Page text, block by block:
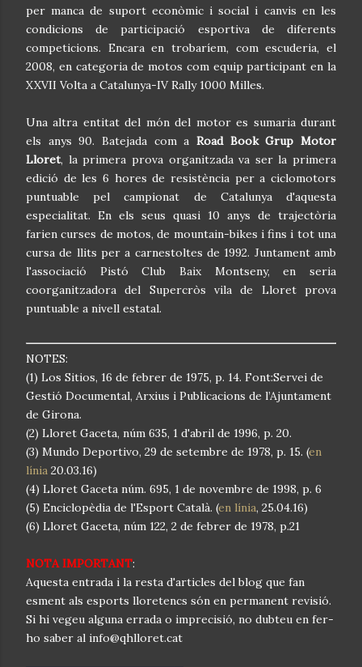
per manca de suport econòmic i social i canvis en les
condicions de participació esportiva de diferents
competicions. Encara en trobaríem, com escuderia, el
2008, en categoria de motos com equip participant en la
XXVII Volta a Catalunya-IV Rally 1000 Milles.
Una altra entitat del món del motor es sumaria durant
els anys 90. Batejada com a Road Book Grup Motor
Lloret, la primera prova organitzada va ser la primera
edició de les 6 hores de resistència per a ciclomotors
puntuable pel campionat de Catalunya d'aquesta
especialitat. En els seus quasi 10 anys de trajectòria
farien curses de motos, de mountain-bikes i fins i tot una
cursa de llits per a carnestoltes de 1992. Juntament amb
l'associació Pistó Club Baix Montseny, en seria
coorganitzadora del Supercròs vila de Lloret prova
puntuable a nivell estatal.
NOTES:
(1) Los Sitios, 16 de febrer de 1975, p. 14. Font:Servei de
Gestió Documental, Arxius i Publicacions de l’Ajuntament
de Girona.
(2) Lloret Gaceta, núm 635, 1 d'abril de 1996, p. 20.
(3) Mundo Deportivo, 29 de setembre de 1978, p. 15. (en
línia 20.03.16)
(4) Lloret Gaceta núm. 695, 1 de novembre de 1998, p. 6
(5) Enciclopèdia de l'Esport Català. (en línia, 25.04.16)
(6) Lloret Gaceta, núm 122, 2 de febrer de 1978, p.21
NOTA IMPORTANT:
Aquesta entrada i la resta d'articles del blog que fan
esment als esports lloretencs són en permanent revisió.
Si hi vegeu alguna errada o imprecisió, no dubteu en fer-
ho saber al info@qhlloret.cat